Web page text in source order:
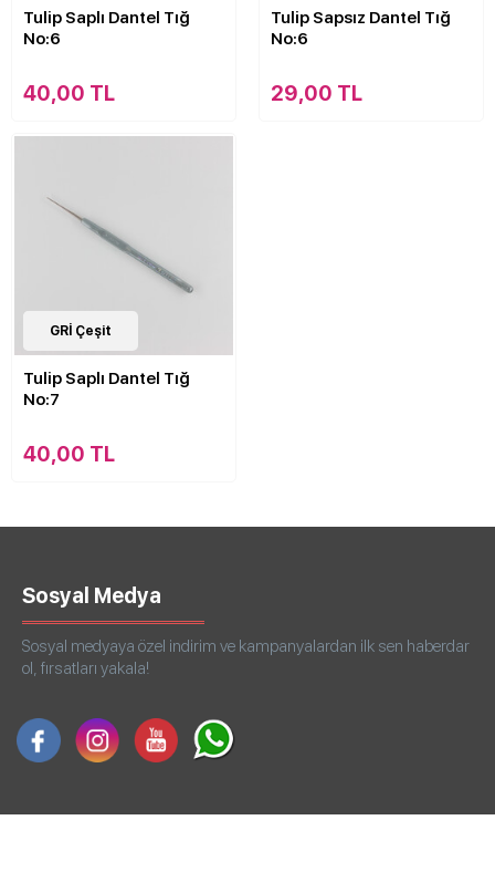
Tulip Saplı Dantel Tığ
No:6
40,00 TL
Tulip Sapsız Dantel Tığ
No:6
29,00 TL
13Çeşit
GRİ Çeşit
Tulip Saplı Dantel Tığ
No:7
40,00 TL
Sosyal Medya
Sosyal medyaya özel indirim ve kampanyalardan ilk sen haberdar
ol, fırsatları yakala!